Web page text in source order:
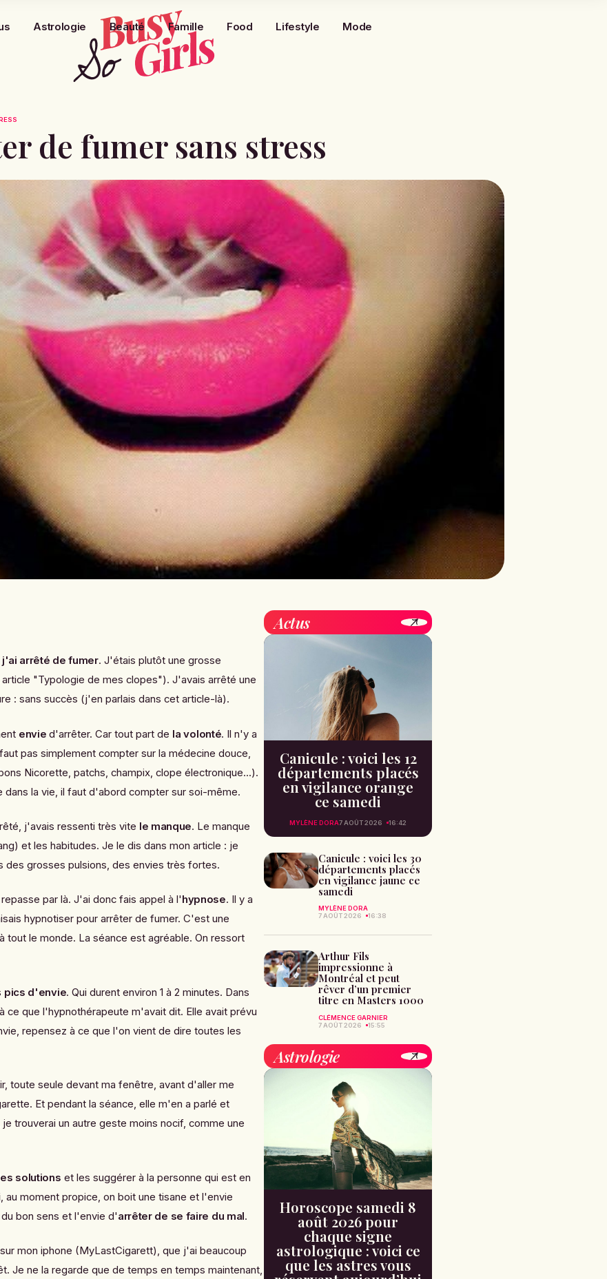
Astrologie Beauté Famille Food Lifestyle Mode
de fumer sans stress
j'ai arrêté de fumer. J'étais plutôt une grosse
"Typologie de mes clopes"). J'avais arrêté une
: sans succès (j'en parlais dans cet article-là).
envie d'arrêter. Car tout part de la volonté. Il n'y a
pas simplement compter sur la médecine douce,
Nicorette, patchs, champix, clope électronique...).
la vie, il faut d'abord compter sur soi-même.
j'avais ressenti très vite le manque. Le manque
et les habitudes. Je le dis dans mon article : je
des grosses pulsions, des envies très fortes.
par là. J'ai donc fais appel à l' hypnose. Il y a
hypnotiser pour arrêter de fumer. C'est une
tout le monde. La séance est agréable. On ressort
pics d'envie. Qui durent environ 1 à 2 minutes. Dans
ce que l'hypnothérapeute m'avait dit. Elle avait prévu
repensez à ce que l'on vient de dire toutes les
toute seule devant ma fenêtre, avant d'aller me
Et pendant la séance, elle m'en a parlé et
trouverai un autre geste moins nocif, comme une
solutions et les suggérer à la personne qui est en
au moment propice, on boit une tisane et l'envie
bon sens et l'envie d'arrêter de se faire du mal.
mon iphone (MyLastCigarett), que j'ai beaucoup
Je ne la regarde que de temps en temps maintenant,
Actus
Canicule : voici les 12
départements placés
en vigilance orange
ce samedi
MYLÈNE DORA7 AOÛT 2026 16:42
Canicule : voici les 30
départements placés
en vigilance jaune ce
samedi
MYLÈNE DORA
7 AOÛT 2026
16:38
Arthur Fils
impressionne à
Montréal et peut
rêver d’un premier
titre en Masters 1000
CLÉMENCE GARNIER
7 AOÛT 2026
15:55
Astrologie
Horoscope samedi 8
août 2026 pour
chaque signe
astrologique : voici ce
que les astres vous